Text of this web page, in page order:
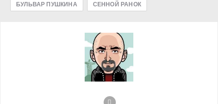
БУЛЬВАР ПУШКИНА СЕННОЙ РАНОК